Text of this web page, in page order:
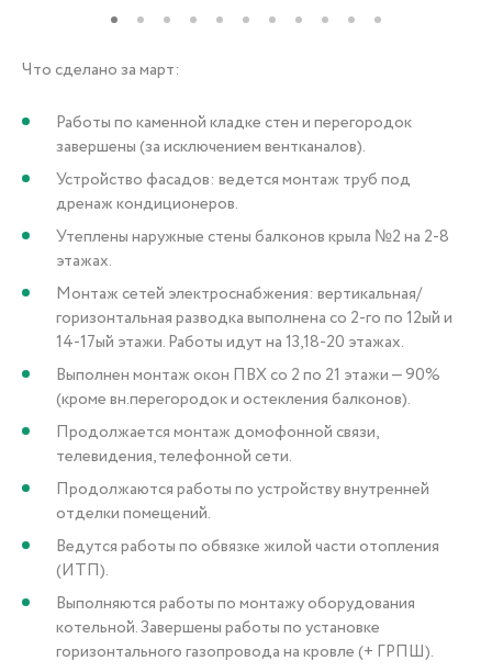
Что сделано за март:
Работы по каменной кладке стен и перегородок
завершены (за исключением вентканалов).
Устройство фасадов: ведется монтаж труб под
дренаж кондиционеров.
Утеплены наружные стены балконов крыла №2 на 2-8
этажах.
Монтаж сетей электроснабжения: вертикальная/
горизонтальная разводка выполнена со 2-го по 12ый и
14-17ый этажи. Работы идут на 13,18-20 этажах.
Выполнен монтаж окон ПВХ со 2 по 21 этажи — 90%
(кроме вн.перегородок и остекления балконов).
Продолжается монтаж домофонной связи,
телевидения, телефонной сети.
Продолжаются работы по устройству внутренней
отделки помещений.
Ведутся работы по обвязке жилой части отопления
(ИТП).
Выполняются работы по монтажу оборудования
котельной. Завершены работы по установке
горизонтального газопровода на кровле (+ ГРПШ).